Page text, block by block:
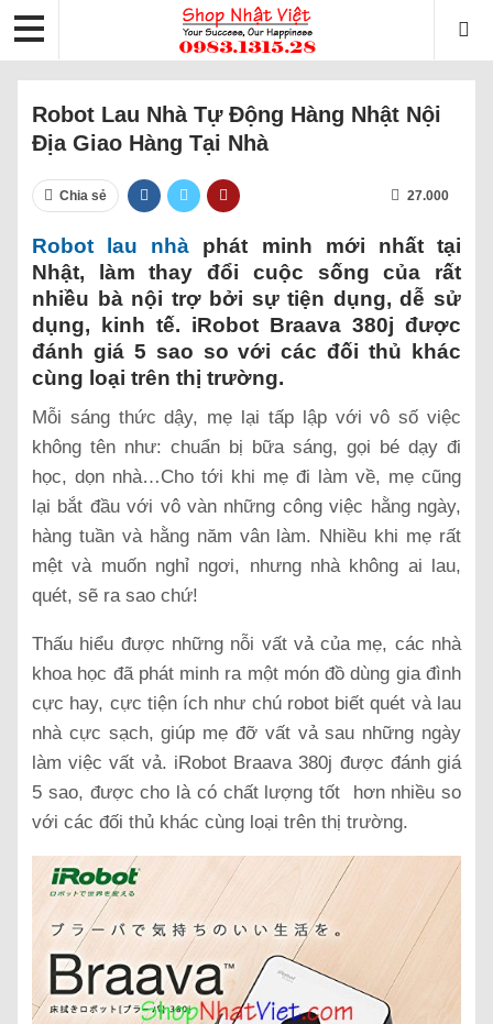
Robot Lau Nhà Tự Động Hàng Nhật Nội
Địa Giao Hàng Tại Nhà
Chia sẻ 27.000
Robot lau nhà phát minh mới nhất tại
Nhật, làm thay đổi cuộc sống của rất
nhiều bà nội trợ bởi sự tiện dụng, dễ sử
dụng, kinh tế. iRobot Braava 380j được
đánh giá 5 sao so với các đối thủ khác
cùng loại trên thị trường.
Mỗi sáng thức dậy, mẹ lại tấp lập với vô số việc
không tên như: chuẩn bị bữa sáng, gọi bé dạy đi
học, dọn nhà…Cho tới khi mẹ đi làm về, mẹ cũng
lại bắt đầu với vô vàn những công việc hằng ngày,
hàng tuần và hằng năm vân làm. Nhiều khi mẹ rất
mệt và muốn nghỉ ngơi, nhưng nhà không ai lau,
quét, sẽ ra sao chứ!
Thấu hiểu được những nỗi vất vả của mẹ, các nhà
khoa học đã phát minh ra một món đồ dùng gia đình
cực hay, cực tiện ích như chú robot biết quét và lau
nhà cực sạch, giúp mẹ đỡ vất vả sau những ngày
làm việc vất vả. iRobot Braava 380j được đánh giá
5 sao, được cho là có chất lượng tốt hơn nhiều so
với các đối thủ khác cùng loại trên thị trường.